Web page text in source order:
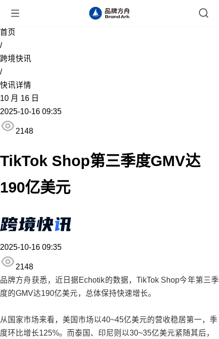
首页
/
跨境快讯
/
快讯详情
10 月 16 日
2025-10-16 09:35
2148
TikTok Shop第三季度GMV达
190亿美元
2025-10-16 09:35
2148
品牌方舟获悉，近日据Echotik的数据，TikTok Shop今年第三季
度的GMV达190亿美元，总体保持快速增长。
从国家市场来看，美国市场以40~45亿美元的营收稳居第一，季
度环比增长125%。而泰国、印尼则以30~35亿美元紧随其后，